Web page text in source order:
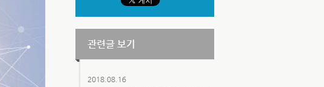
관련글 보기
2018.08.16